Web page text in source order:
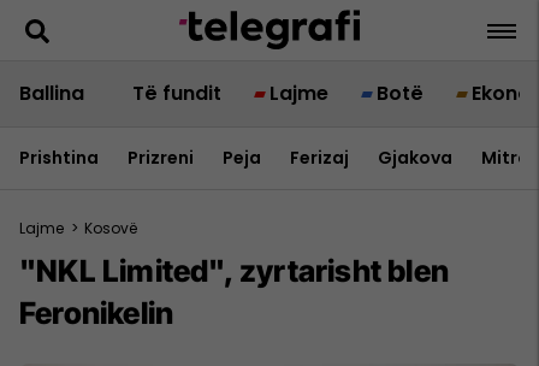
Ballina Të fundit Lajme Botë
Prishtina Prizreni Peja Ferizaj Gjakova
Lajme > Kosovë
"NKL Limited", zyrtarisht blen
Feronikelin